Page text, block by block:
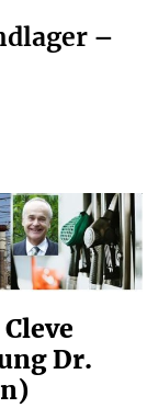
–
Dr.